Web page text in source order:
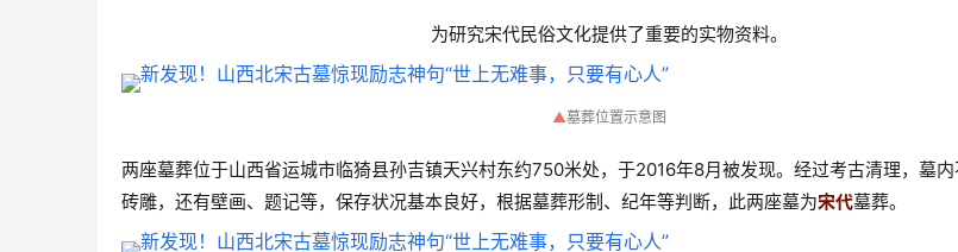
为研究宋代民俗文化提供了重要的实物资料。
▲墓葬位置示意图
两座墓葬位于山西省运城市临猗县孙吉镇天兴村东约750米处，于2016年8月被发现。经过考古清理，墓
砖雕，还有壁画、题记等，保存状况基本良好，根据墓葬形制、纪年等判断，此两座墓为宋代墓葬。